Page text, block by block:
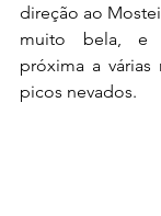
direção ao
muito bela, e
próxima a várias
picos nevados.